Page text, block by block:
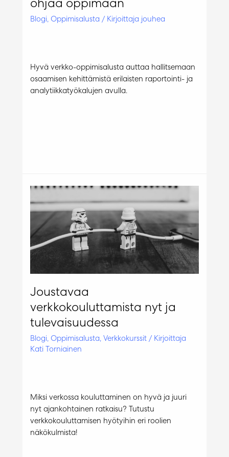
ohjaa oppimaan
Blogi,Oppimisalusta / Kirjoittaja jouhea
Hyvä verkko-oppimisalusta auttaa hallitsemaan
osaamisen kehittämistä erilaisten raportointi- ja
analytiikkatyökalujen avulla.
Joustavaa
verkkokouluttamista nyt ja
tulevaisuudessa
Blogi,Oppimisalusta, Verkkokurssit / Kirjoittaja
Kati Torniainen
Miksi verkossa kouluttaminen on hyvä ja juuri
nyt ajankohtainen ratkaisu? Tutustu
verkkokouluttamisen hyötyihin eri roolien
näkökulmista!